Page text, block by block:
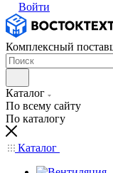
Войти
Комплексный
Каталог
По всему сайту
По каталогу
Каталог